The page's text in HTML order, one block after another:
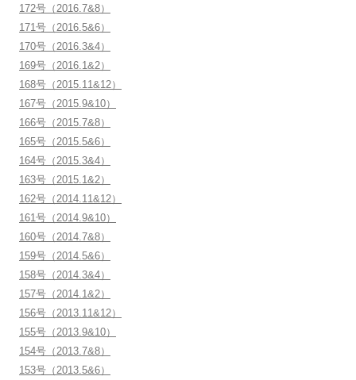
172号（2016.7&8）
171号（2016.5&6）
170号（2016.3&4）
169号（2016.1&2）
168号（2015.11&12）
167号（2015.9&10）
166号（2015.7&8）
165号（2015.5&6）
164号（2015.3&4）
163号（2015.1&2）
162号（2014.11&12）
161号（2014.9&10）
160号（2014.7&8）
159号（2014.5&6）
158号（2014.3&4）
157号（2014.1&2）
156号（2013.11&12）
155号（2013.9&10）
154号（2013.7&8）
153号（2013.5&6）